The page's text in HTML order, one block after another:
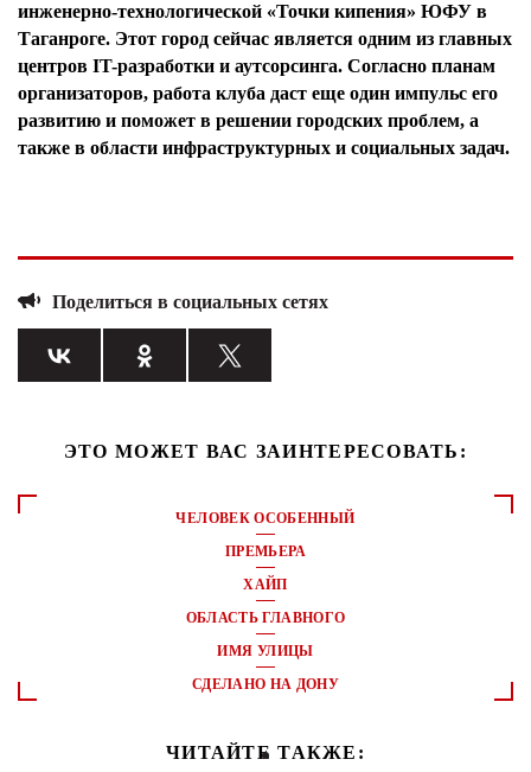
инженерно-технологической «Точки кипения» ЮФУ в
Таганроге. Этот город сейчас является одним из главных
центров IT-разработки и аутсорсинга. Согласно планам
организаторов, работа клуба даст еще один импульс его
развитию и поможет в решении городских проблем, а
также в области инфраструктурных и социальных задач.
Поделиться в социальных сетях
ЭТО МОЖЕТ ВАС ЗАИНТЕРЕСОВАТЬ:
ЧЕЛОВЕК ОСОБЕННЫЙ
ПРЕМЬЕРА
ХАЙП
ОБЛАСТЬ ГЛАВНОГО
ИМЯ УЛИЦЫ
СДЕЛАНО НА ДОНУ
ЧИТАЙТЕ ТАКЖЕ: